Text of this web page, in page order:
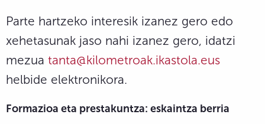
Parte hartzeko interesik izanez gero edo
xehetasunak jaso nahi izanez gero, idatzi
mezua tanta@kilometroak.ikastola.eus
helbide elektronikora.
Formazioa eta prestakuntza: eskaintza berria